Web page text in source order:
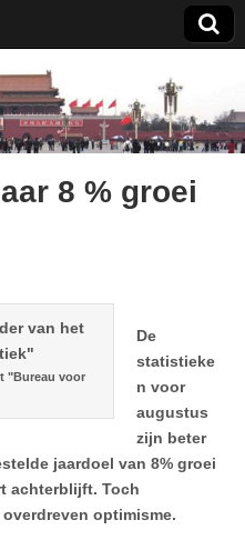
8 % groei
"Bureau voor
De
statistieke
n voor
augustus
zijn beter
jaardoel van 8% groei
achterblijft. Toch
optimisme.